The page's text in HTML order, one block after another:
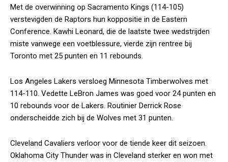
Met de overwinning op Sacramento Kings (114-105)
verstevigden de Raptors hun koppositie in de Eastern
Conference. Kawhi Leonard, die de laatste twee wedstrijden
miste vanwege een voetblessure, vierde zijn rentree bij
Toronto met 25 punten en 11 rebounds.
Los Angeles Lakers versloeg Minnesota Timberwolves met
114-110. Vedette LeBron James was goed voor 24 punten en
10 rebounds voor de Lakers. Routinier Derrick Rose
onderscheidde zich bij de Wolves met 31 punten.
Cleveland Cavaliers verloor voor de tiende keer dit seizoen.
Oklahoma City Thunder was in Cleveland sterker en won met